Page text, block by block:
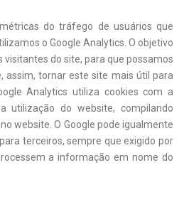
do tráfego de usuários que
o Google Analytics. O objetivo
do site, para que possamos
assim, tornar este site mais útil para
Analytics utiliza cookies com a
utilização do website, compilando
website. O Google pode igualmente
terceiros, sempre que exigido por
a informação em nome do